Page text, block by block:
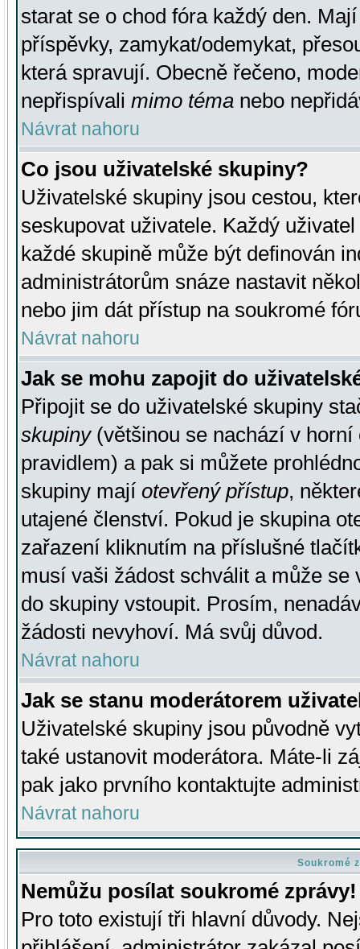
starat se o chod fóra každý den.
příspěvky, zamykat/odemykat,
která spravují. Obecně řečeno,
nepřispívali mimo téma nebo
Návrat nahoru
Co jsou uživatelské skupiny?
Uživatelské skupiny jsou cestou,
seskupovat uživatele. Každý
každé skupině může být definován
administrátorům snáze nastavit
nebo jim dát přístup na soukromé
Návrat nahoru
Jak se mohu zapojit do
Připojit se do uživatelské skupiny
skupiny(většinou se nachází v horní
pravidlem) a pak si můžete
skupiny mají otevřený přístup,
utajené členství. Pokud je skupina
zařazení kliknutím na příslušné
musí vaši žádost schválit a může se
do skupiny vstoupit. Prosím,
žádosti nevyhoví. Má svůj důvod.
Návrat nahoru
Jak se stanu moderátorem
Uživatelské skupiny jsou původně
také ustanovit moderátora. Máte-li
pak jako prvního kontaktujte
Návrat nahoru
Soukromé
Nemůžu posílat soukromé zprávy!
Pro toto existují tři hlavní důvody.